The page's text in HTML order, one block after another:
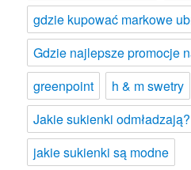
gdzie kupować markowe
Gdzie najlepsze promocje
greenpoint
h & m swetry
Jakie sukienki odmładzają?
jakie sukienki są modne